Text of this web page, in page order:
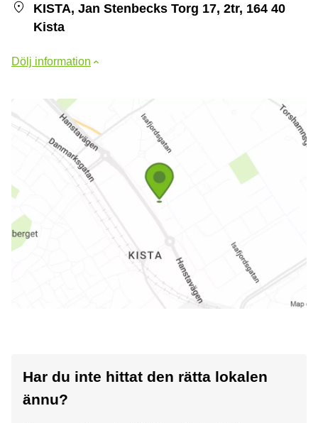
KISTA, Jan Stenbecks Torg 17, 2tr, 164 40
Kista
Dölj information
Har du inte hittat den rätta lokalen
ännu?